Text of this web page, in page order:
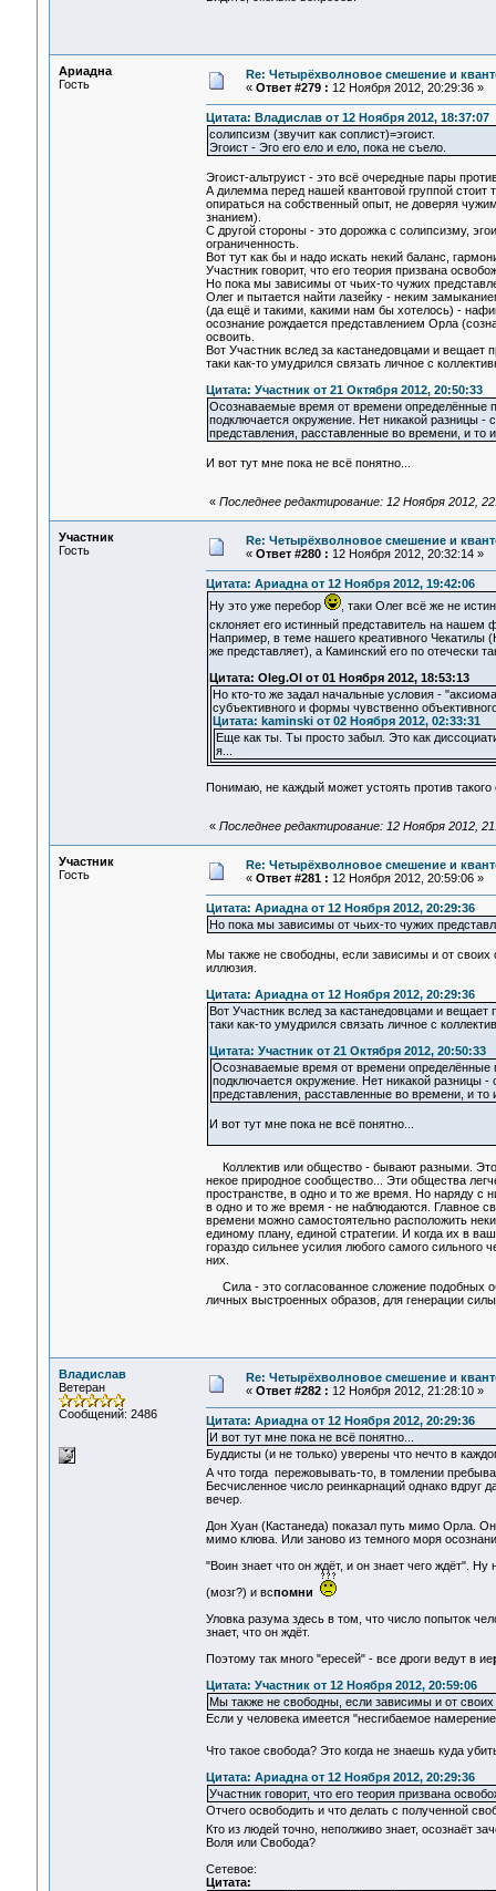
Ариадна
Гость
Re: Четырёхволновое смешение и
« Ответ #279 : 12 Ноября 2012, 20:29:36 »
Цитата: Владислав от 12 Ноября 2012, 18:37:07
солипсизм (звучит как соплист)=эгоист.
Эгоист - Эго его ело и ело, пока не съело.
Эгоист-альтруист - это всё очередные пары
А дилемма перед нашей квантовой группой
опираться на собственный опыт, не доверяя
знанием).
С другой стороны - это дорожка с солипсизму,
ограниченность.
Вот тут как бы и надо искать некий баланс,
Участник говорит, что его теория призвана
Но пока мы зависимы от чьих-то чужих
Олег и пытается найти лазейку - неким
(да ещё и такими, какими нам бы хотелось) -
осознание рождается представлением Орла
освоить.
Вот Участник вслед за кастанедовцами и вещает
таки как-то умудрился связать личное с
Цитата: Участник от 21 Октября 2012, 20:50:33
Осознаваемые время от времени определённые
подключается окружение. Нет никакой разницы
представления, расставленные во времени, и то
И вот тут мне пока не всё понятно...
« Последнее редактирование: 12 Ноября 2012,
Участник
Гость
Re: Четырёхволновое смешение и
« Ответ #280 : 12 Ноября 2012, 20:32:14 »
Цитата: Ариадна от 12 Ноября 2012, 19:42:06
Ну это уже перебор
, таки Олег всё же не
склоняет его истинный представитель на
Например, в теме нашего креативного Чекатилы
же представляет), а Каминский его по отечески
Цитата: Oleg.Ol от 01 Ноября 2012, 18:53:13
Но кто-то же задал начальные условия -
субъективного и формы чувственно
Цитата: kaminski от 02 Ноября 2012, 02:33:31
Еще как ты. Ты просто забыл. Это как
я...
Понимаю, не каждый может устоять против такого
« Последнее редактирование: 12 Ноября 2012,
Участник
Гость
Re: Четырёхволновое смешение и
« Ответ #281 : 12 Ноября 2012, 20:59:06 »
Цитата: Ариадна от 12 Ноября 2012, 20:29:36
Но пока мы зависимы от чьих-то чужих
Мы также не свободны, если зависимы и от
иллюзия.
Цитата: Ариадна от 12 Ноября 2012, 20:29:36
Вот Участник вслед за кастанедовцами и вещает
таки как-то умудрился связать личное с
Цитата: Участник от 21 Октября 2012, 20:50:33
Осознаваемые время от времени определённые
подключается окружение. Нет никакой разницы
представления, расставленные во времени, и
И вот тут мне пока не всё понятно...
Коллектив или общество - бывают разными.
некое природное сообщество... Эти общества
пространстве, в одно и то же время. Но наряду с
в одно и то же время - не наблюдаются. Главное
времени можно самостоятельно расположить
единому плану, единой стратегии. И когда их в
гораздо сильнее усилия любого самого сильного
них.
Сила - это согласованное сложение подобных
личных выстроенных образов, для генерации
Владислав
Ветеран
Сообщений: 2486
Re: Четырёхволновое смешение и
« Ответ #282 : 12 Ноября 2012, 21:28:10 »
Цитата: Ариадна от 12 Ноября 2012, 20:29:36
И вот тут мне пока не всё понятно...
Буддисты (и не только) уверены что нечто в
А что тогда пережовывать-то, в томлении
Бесчисленное число реинкарнаций однако
вечер.
Дон Хуан (Кастанеда) показал путь мимо Орла.
мимо клюва. Или заново из темного моря
"Воин знает что он ждёт, и он знает чего ждёт".
(мозг?) и вспомни
Уловка разума здесь в том, что число попыток
знает, что он ждёт.
Поэтому так много "ересей" - все дроги ведут в ие
Цитата: Участник от 12 Ноября 2012, 20:59:06
Мы также не свободны, если зависимы и от
Если у человека имеется "несгибаемое
Что такое свобода? Это когда не знаешь куда
Цитата: Ариадна от 12 Ноября 2012, 20:29:36
Участник говорит, что его теория призвана
Отчего освободить и что делать с полученной
Кто из людей точно, неполживо знает, осознаёт
Воля или Свобода?
Сетевое:
Цитата: